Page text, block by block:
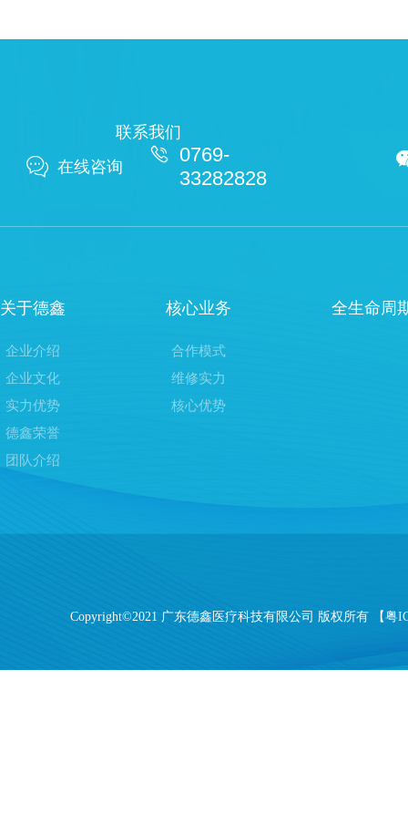
联系我们
 在线咨询
 0769-
33282828
关于德鑫
企业介绍
企业文化
实力优势
德鑫荣誉
团队介绍
核心业务
合作模式
维修实力
核心优势
全生命周
Copyright©2021 广东德鑫医疗科技有限公司 版权所有 【粤